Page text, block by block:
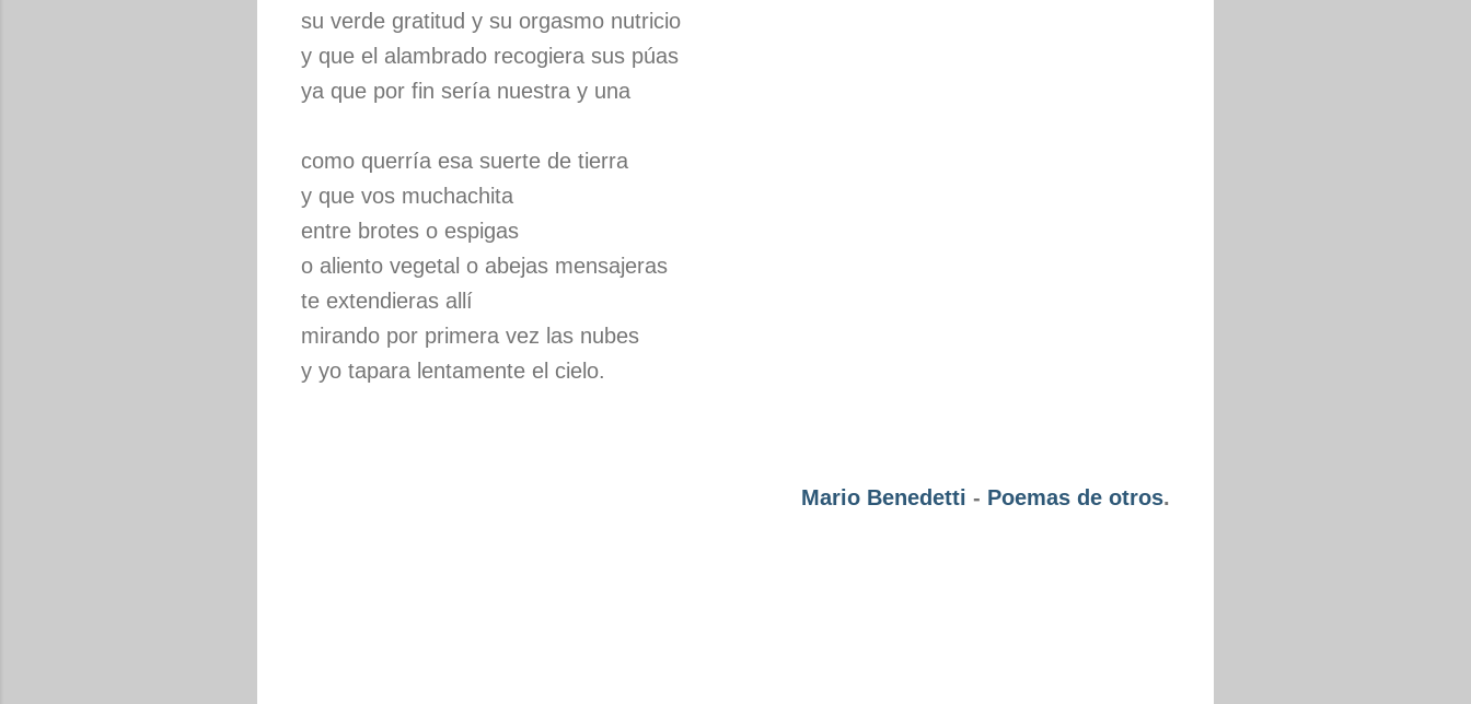
su verde gratitud y su orgasmo nutricio
y que el alambrado recogiera sus púas
ya que por fin sería nuestra y una
como querría esa suerte de tierra
y que vos muchachita
entre brotes o espigas
o aliento vegetal o abejas mensajeras
te extendieras allí
mirando por primera vez las nubes
y yo tapara lentamente el cielo.
Mario Benedetti - Poemas de otros.